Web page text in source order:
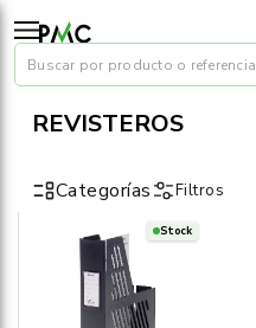
Papel
Material oficina
Buscar por producto o referencia
REVISTEROS
Categorías Filtros
Stock